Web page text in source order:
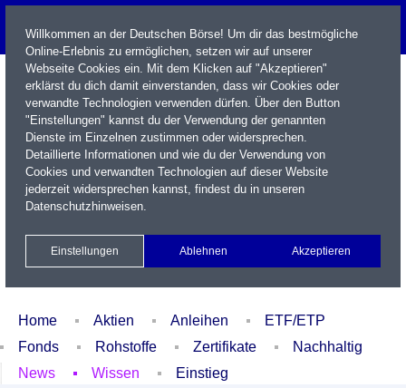
Name / WKN / ISIN / Kürzel
Xetra Realtime
Watchlist Portfolio Login
Home Aktien Anleihen
ETF/ETP
Fonds
Rohstoffe Zertifikate
Nachhaltig
News
Wissen Einstieg
Willkommen an der Deutschen Börse! Um dir das bestmögliche
Online-Erlebnis zu ermöglichen, setzen wir auf unserer
Webseite Cookies ein. Mit dem Klicken auf "Akzeptieren"
erklärst du dich damit einverstanden, dass wir Cookies oder
verwandte Technologien verwenden dürfen. Über den Button
"Einstellungen" kannst du der Verwendung der genannten
Dienste im Einzelnen zustimmen oder widersprechen.
Detaillierte Informationen und wie du der Verwendung von
Cookies und verwandten Technologien auf dieser Website
jederzeit widersprechen kannst, findest du in unseren
Datenschutzhinweisen.
Einstellungen Ablehnen Akzeptieren